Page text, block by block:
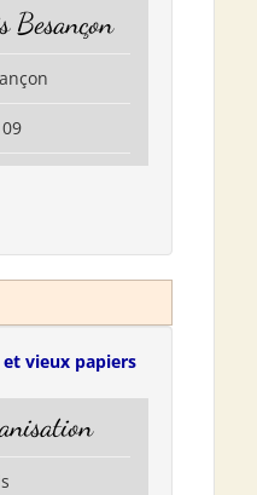
Besançon
vieux papiers